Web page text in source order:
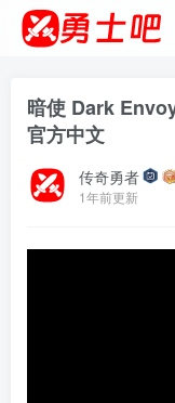
暗使 Dark
官方中文
传奇勇者
1年前更新